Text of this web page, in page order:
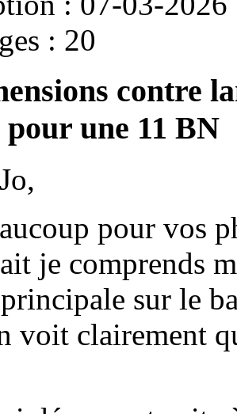
: 20
contre
pour une 11 BN
pour vos
je comprends
sur le
voit clairement